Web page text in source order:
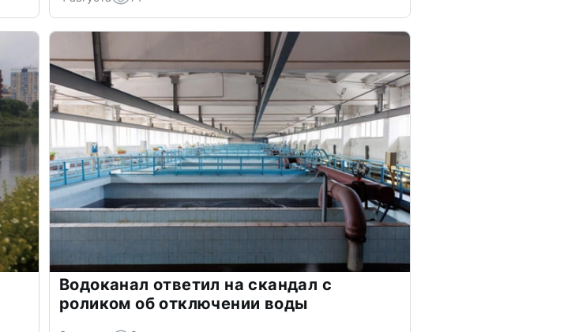
Водоканал ответил на скандал с
роликом об отключении воды